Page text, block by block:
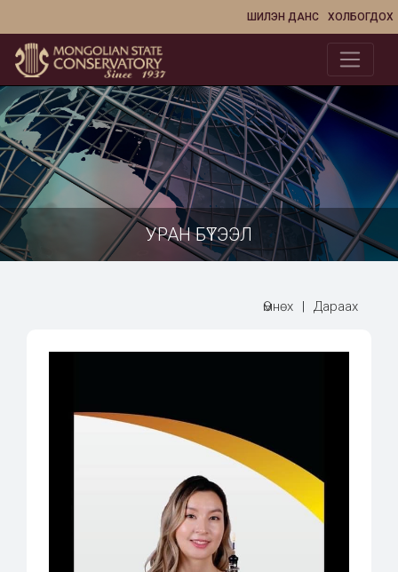
ХОЛБОГДОХ
ШИЛЭН ДАНС
УРАН БҮТЭЭЛ
Өмнөх | Дараах